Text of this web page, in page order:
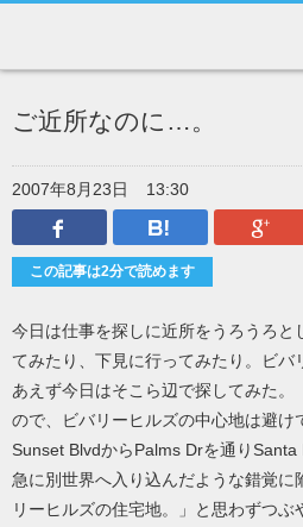
ご近所なのに…。
2007年8月23日
13:30
Facebook
はて
この記事は2分で読めます
今日は仕事を探しに近所をうろうろと
てみたり、下見に行ってみたり。ビバ
あえず今日はそこら辺で探してみた。
ので、ビバリーヒルズの中心地は避け
Sunset BlvdからPalms Drを通りSanta
急に別世界へ入り込んだような錯覚に
リーヒルズの住宅地。」と思わずつ